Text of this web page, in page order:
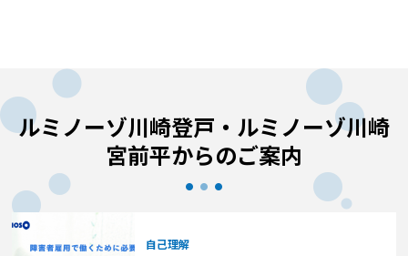
ルミノーゾ川崎登戸・ルミノーゾ川崎
宮前平からのご案内
自己理解